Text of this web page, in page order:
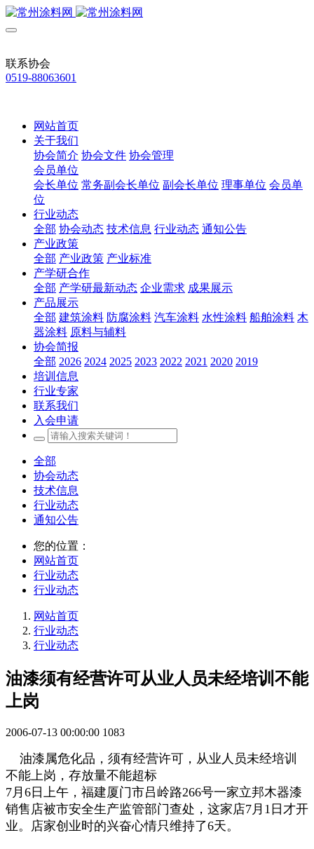
联系协会
0519-88063601
网站首页
关于我们
协会简介 协会文件 协会管理
会员单位
会长单位 常务副会长单位 副会长单位 理事单位 会员单
位
行业动态
全部 协会动态 技术信息 行业动态 通知公告
产业政策
全部 产业政策 产业标准
产学研合作
全部 产学研最新动态 企业需求 成果展示
产品展示
全部 建筑涂料 防腐涂料 汽车涂料 水性涂料 船舶涂料 木
器涂料 原料与辅料
协会简报
全部 2026 2024 2025 2023 2022 2021 2020 2019
培训信息
行业专家
联系我们
入会申请
全部
协会动态
技术信息
行业动态
通知公告
您的位置：
网站首页
行业动态
行业动态
网站首页
行业动态
行业动态
油漆须有经营许可从业人员未经培训不能
上岗
2006-07-13 00:00:00 1083
油漆属危化品，须有经营许可，从业人员未经培训
不能上岗，存放量不能超标
7月6日上午，福建厦门市吕岭路266号一家立邦木器漆
销售店被市安全生产监管部门查处，这家店7月1日才开
业。店家创业时的兴奋心情只维持了6天。